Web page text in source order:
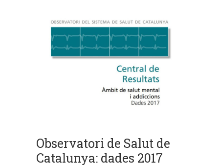
Observatori de Salut de
Catalunya: dades 2017